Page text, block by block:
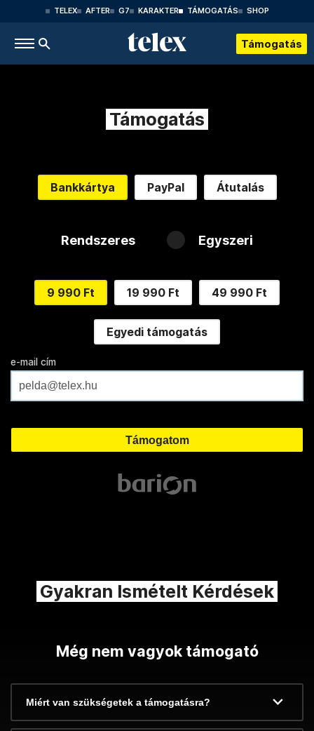
TELEX AFTER G7 KARAKTER TÁMOGATÁS SHOP
Támogatás
Támogatás
Bankkártya PayPal Átutalás
Rendszeres Egyszeri
9 990 Ft 19 990 Ft 49 990 Ft
Egyedi támogatás
e-mail cím
Gyakran Ismételt Kérdések
Még nem vagyok támogató
Miért van szükségetek a támogatásra?